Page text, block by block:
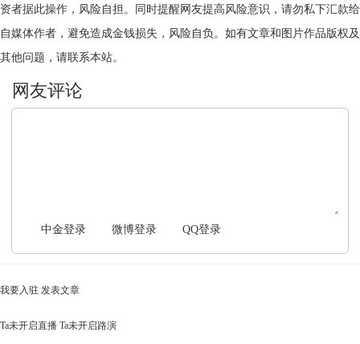
资者据此操作，风险自担。同时提醒网友提高风险意识，请勿私下汇款给
自媒体作者，避免造成金钱损失，风险自负。如有文章和图片作品版权及
其他问题，请联系本站。
中金登录 微博登录 QQ登录
我要入驻 发表文章
Ta未开启直播 Ta未开启路演